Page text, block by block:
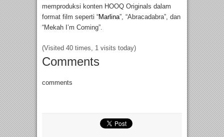
memproduksi konten HOOQ Originals dalam
format film seperti “Marlina”, “Abracadabra”, dan
“Mekah I’m Coming”.
(Visited 40 times, 1 visits today)
Comments
comments